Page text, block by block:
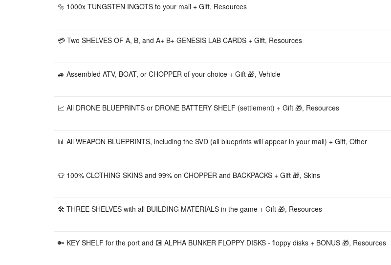
🔩 1000x TUNGSTEN INGOTS to your mail + Gift, Resources
💳 Two SHELVES OF A, B, and A+ B+ GENESIS LAB CARDS + Gift, Resources
🚙 Assembled ATV, BOAT, or CHOPPER of your choice + Gift 🎁, Vehicle
📈 All DRONE BLUEPRINTS or DRONE BATTERY SHELF (settlement) + Gift 🎁, Resources
📊 All WEAPON BLUEPRINTS, including the SVD (all blueprints will appear in your mail) + Gift, Other
👕 100% CLOTHING SKINS and 99% on CHOPPER and BACKPACKS + Gift 🎁, Skins
🛠️ THREE SHELVES with all BUILDING MATERIALS in the game + Gift 🎁, Resources
🔑 KEY SHELF for the port and 💽 ALPHA BUNKER FLOPPY DISKS - floppy disks + BONUS 🎁, Resources